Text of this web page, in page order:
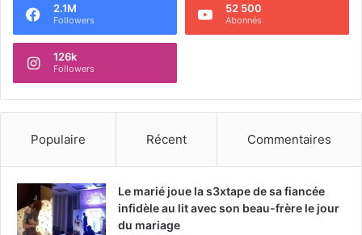
2.1M
Followers
52 500
Abonnés
126k
Followers
Populaire Récent Commentaires
Le marié joue la s3xtape de sa fiancée
infidèle au lit avec son beau-frère le jour
du mariage